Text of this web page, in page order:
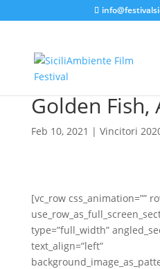
Golden Fish,
Feb 10, 2021 | Vincitori
[vc_row css_animation=””
type=”full_width”
text_align=”left”